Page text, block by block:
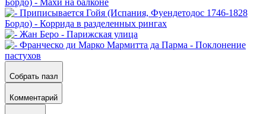
Собрать пазл
Комментарий